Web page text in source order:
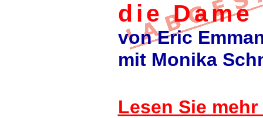
die
von Eric
mit Monika
Lesen Sie mehr